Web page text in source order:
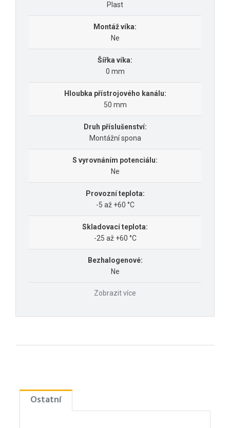
Plast
Montáž víka:
Ne
Šířka víka:
0 mm
Hloubka přístrojového kanálu:
50 mm
Druh příslušenství:
Montážní spona
S vyrovnáním potenciálu:
Ne
Provozní teplota:
-5 až +60 °C
Skladovací teplota:
-25 až +60 °C
Bezhalogenové:
Ne
Zobrazit více
Ostatní